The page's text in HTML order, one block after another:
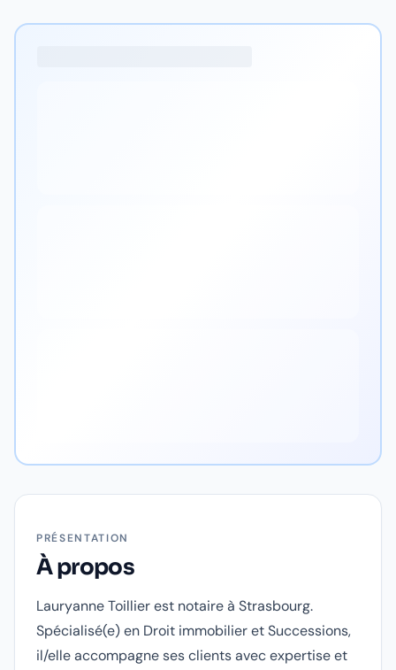
PRÉSENTATION
À propos
Lauryanne Toillier est notaire à Strasbourg.
Spécialisé(e) en Droit immobilier et Successions,
il/elle accompagne ses clients avec expertise et